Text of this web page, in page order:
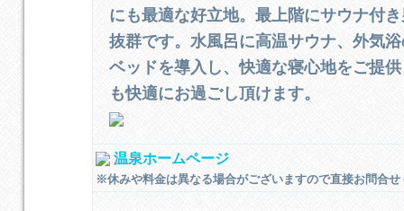
にも最適な好立地。最上階にサウナ付
抜群です。水風呂に高温サウナ、外気
ベッドを導入し、快適な寝心地をご提
も快適にお過ごし頂けます。
温泉ホームページ
※休みや料金は異なる場合がございますので直接お問合せ